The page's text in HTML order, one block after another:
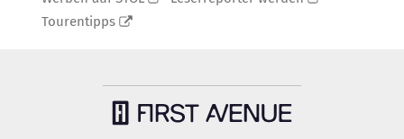
Tourentipps